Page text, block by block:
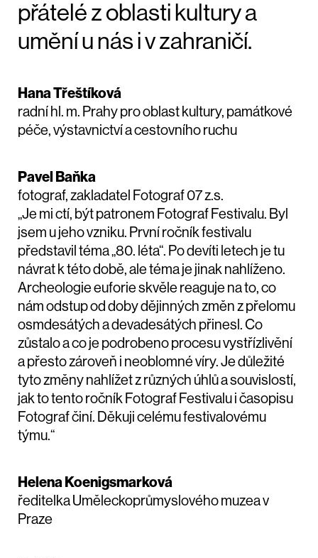
přátelé z oblasti kultury a
umění u nás i v zahraničí.
Hana Třeštíková
radní hl. m. Prahy pro oblast kultury, památkové
péče, výstavnictví a cestovního ruchu
Pavel Baňka
fotograf, zakladatel Fotograf 07 z.s.
„Je mi ctí, být patronem Fotograf Festivalu. Byl
jsem u jeho vzniku. První ročník festivalu
představil téma „80. léta“. Po devíti letech je tu
návrat k této době, ale téma je jinak nahlíženo.
Archeologie euforie skvěle reaguje na to, co
nám odstup od doby dějinných změn z přelomu
osmdesátých a devadesátých přinesl. Co
zůstalo a co je podrobeno procesu vystřízlivění
a přesto zároveň i neoblomné víry. Je důležité
tyto změny nahlížet z různých úhlů a souvislostí,
jak to tento ročník Fotograf Festivalu i časopisu
Fotograf činí. Děkuji celému festivalovému
týmu.“
Helena Koenigsmarková
ředitelka Uměleckoprůmyslového muzea v
Praze